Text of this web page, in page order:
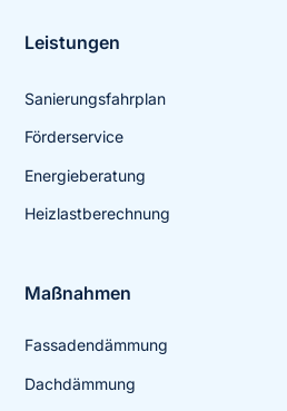
Leistungen
Sanierungsfahrplan
Förderservice
Energieberatung
Heizlastberechnung
Maßnahmen
Fassadendämmung
Dachdämmung